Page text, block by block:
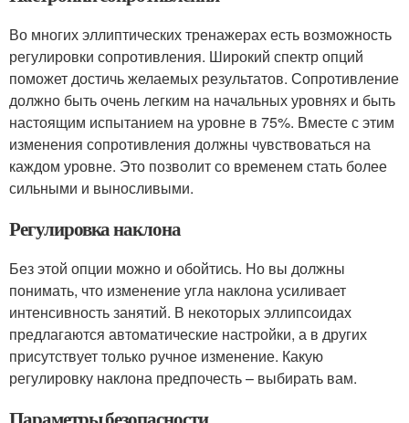
Во многих эллиптических тренажерах есть возможность
регулировки сопротивления. Широкий спектр опций
поможет достичь желаемых результатов. Сопротивление
должно быть очень легким на начальных уровнях и быть
настоящим испытанием на уровне в 75%. Вместе с этим
изменения сопротивления должны чувствоваться на
каждом уровне. Это позволит со временем стать более
сильными и выносливыми.
Регулировка наклона
Без этой опции можно и обойтись. Но вы должны
понимать, что изменение угла наклона усиливает
интенсивность занятий. В некоторых эллипсоидах
предлагаются автоматические настройки, а в других
присутствует только ручное изменение. Какую
регулировку наклона предпочесть – выбирать вам.